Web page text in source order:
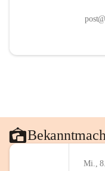
Mi.,